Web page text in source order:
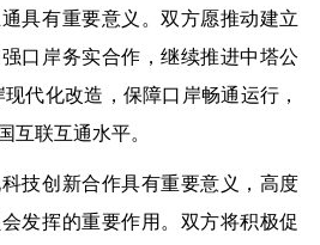
具有重要意义。双方愿推动建立
口岸务实合作，继续推进中塔公
代化改造，保障口岸畅通运行，
互联互通水平。
创新合作具有重要意义，高度
发挥的重要作用。双方将积极促